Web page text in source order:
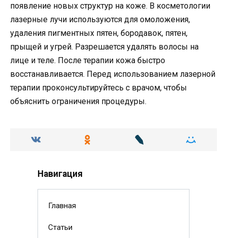
появление новых структур на коже. В косметологии
лазерные лучи используются для омоложения,
удаления пигментных пятен, бородавок, пятен,
прыщей и угрей. Разрешается удалять волосы на
лице и теле. После терапии кожа быстро
восстанавливается. Перед использованием лазерной
терапии проконсультируйтесь с врачом, чтобы
объяснить ограничения процедуры.
Навигация
Главная
Статьи